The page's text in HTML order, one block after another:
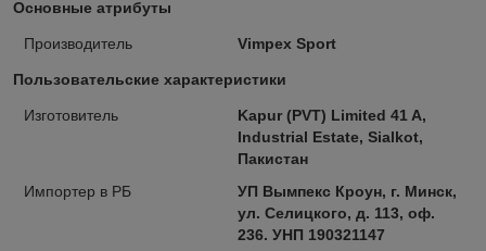
Основные атрибуты
Производитель Vimpex Sport
Пользовательские характеристики
Изготовитель
Kapur (PVT) Limited 41 A,
Industrial Estate, Sialkot,
Пакистан
Импортер в РБ
УП Вымпекс Кроун, г. Минск,
ул. Селицкого, д. 113, оф.
236. УНП 190321147